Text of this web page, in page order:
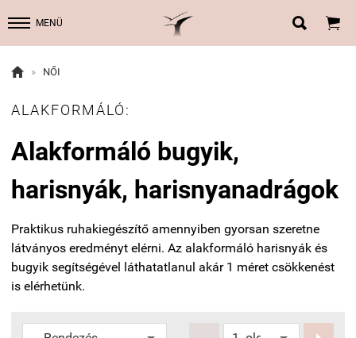
MENÜ  
 » NŐI
ALAKFORMÁLÓ:
Alakformáló bugyik,
harisnyák, harisnyanadrágok
Praktikus ruhakiegészítő amennyiben gyorsan szeretne
látványos eredményt elérni. Az alakformáló harisnyák és
bugyik segítségével láthatatlanul akár 1 méret csökkenést
is elérhetünk.